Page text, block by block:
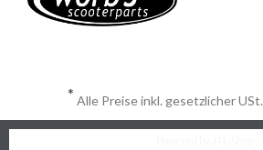
* Alle Preise inkl. gesetzlicher